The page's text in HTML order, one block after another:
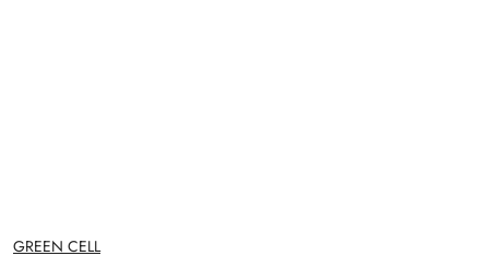
NAZWA
PRODUCENTA:
GREEN CELL